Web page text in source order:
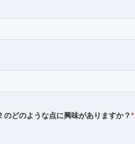
どのような点に興味がありますか？*